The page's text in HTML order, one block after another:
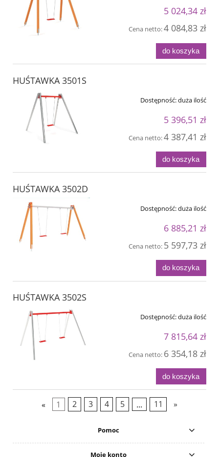
5 024,34 zł
Cena netto:4 084,83 zł
do koszyka
HUŚTAWKA 3501S
Dostępność:duża ilość
5 396,51 zł
Cena netto:4 387,41 zł
do koszyka
HUŚTAWKA 3502D
Dostępność:duża ilość
6 885,21 zł
Cena netto: 5 597,73 zł
do koszyka
HUŚTAWKA 3502S
Dostępność:duża ilość
7 815,64 zł
Cena netto: 6 354,18 zł
do koszyka
« 1 2 3 4 5 ... 11 »
Pomoc
Moje konto